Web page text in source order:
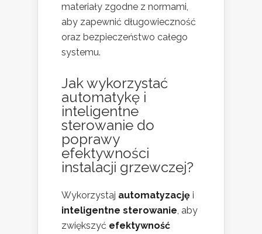
materiały zgodne z normami,
aby zapewnić długowieczność
oraz bezpieczeństwo całego
systemu.
Jak wykorzystać
automatykę i
inteligentne
sterowanie do
poprawy
efektywności
instalacji grzewczej?
Wykorzystaj automatyzację i
inteligentne sterowanie, aby
zwiększyć efektywność